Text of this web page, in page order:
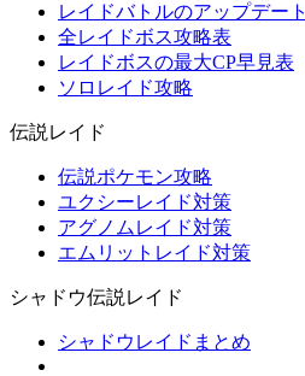
レイドバトルのアップデート
全レイドボス攻略表
レイドボスの最大CP早見表
ソロレイド攻略
伝説レイド
伝説ポケモン攻略
ユクシーレイド対策
アグノムレイド対策
エムリットレイド対策
シャドウ伝説レイド
シャドウレイドまとめ